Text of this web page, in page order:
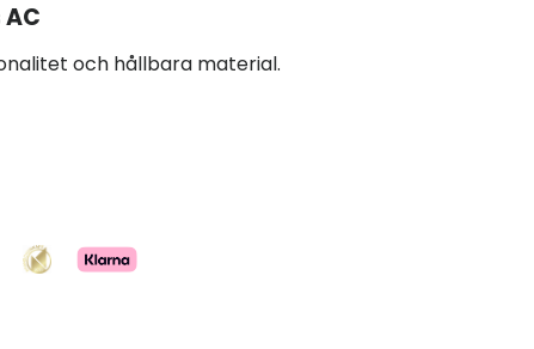
AC
och hållbara material.